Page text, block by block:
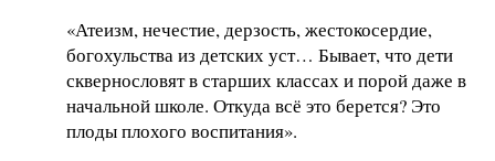
«Атеизм, нечестие, дерзость, жестокосердие,
богохульства из детских уст… Бывает, что дети
сквернословят в старших классах и порой даже в
начальной школе. Откуда всё это берется? Это
плоды плохого воспитания».